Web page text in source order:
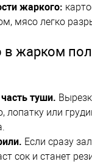
жаркого:
мясо легко
жарком
туши.
лопатку или
Если сразу
сок и станет